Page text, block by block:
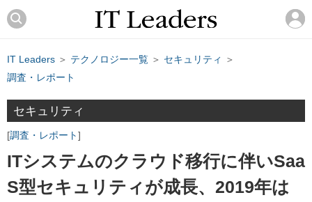
IT Leaders ＞ テクノロジー一覧 ＞ セキュリティ
＞
調査・レポート
セキュリティ
調査・レポート
ITシステムのクラウド移行に伴いSaa
S型セキュリティが成長、2019年は